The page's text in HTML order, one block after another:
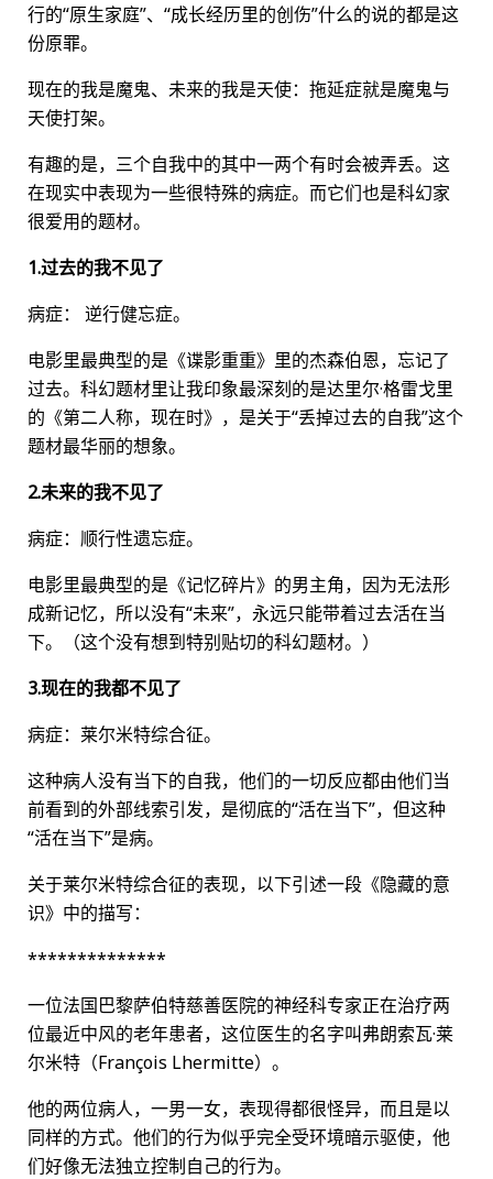
行的“原生家庭”、“成长经历里的创伤”什么的说的都是这
份原罪。
现在的我是魔鬼、未来的我是天使：拖延症就是魔鬼与
天使打架。
有趣的是，三个自我中的其中一两个有时会被弄丢。这
在现实中表现为一些很特殊的病症。而它们也是科幻家
很爱用的题材。
1.过去的我不见了
病症： 逆行健忘症。
电影里最典型的是《谍影重重》里的杰森伯恩，忘记了
过去。科幻题材里让我印象最深刻的是达里尔·格雷戈里
的《第二人称，现在时》，是关于“丢掉过去的自我”这个
题材最华丽的想象。
2.未来的我不见了
病症：顺行性遗忘症。
电影里最典型的是《记忆碎片》的男主角，因为无法形
成新记忆，所以没有“未来”，永远只能带着过去活在当
下。（这个没有想到特别贴切的科幻题材。）
3.现在的我都不见了
病症：莱尔米特综合征。
这种病人没有当下的自我，他们的一切反应都由他们当
前看到的外部线索引发，是彻底的“活在当下”，但这种
“活在当下”是病。
关于莱尔米特综合征的表现，以下引述一段《隐藏的意
识》中的描写：
**************
一位法国巴黎萨伯特慈善医院的神经科专家正在治疗两
位最近中风的老年患者，这位医生的名字叫弗朗索瓦·莱
尔米特（François Lhermitte）。
他的两位病人，一男一女，表现得都很怪异，而且是以
同样的方式。他们的行为似乎完全受环境暗示驱使，他
们好像无法独立控制自己的行为。